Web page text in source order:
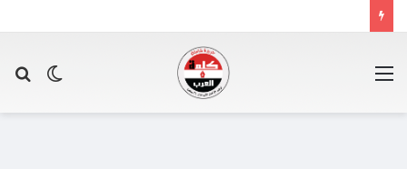
الوضع